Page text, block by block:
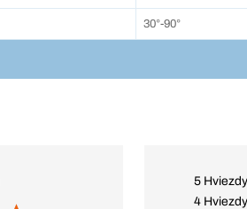
30°-90°
5 Hviezdy
4 Hviezdy